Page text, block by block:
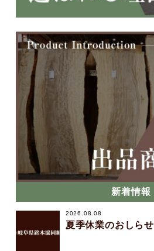
新着情報
2026.08.08
夏季休業のおしらせ